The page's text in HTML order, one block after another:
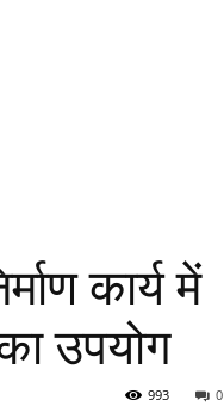
कार्य में
उपयोग
0
993